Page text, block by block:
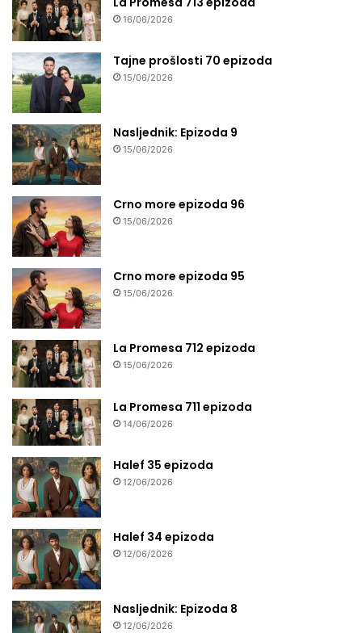
16/06/2026
Tajne prošlosti 70 epizoda
15/06/2026
Nasljednik: Epizoda 9
15/06/2026
Crno more epizoda 96
15/06/2026
Crno more epizoda 95
15/06/2026
La Promesa 712 epizoda
15/06/2026
La Promesa 711 epizoda
14/06/2026
Halef 35 epizoda
12/06/2026
Halef 34 epizoda
12/06/2026
Nasljednik: Epizoda 8
12/06/2026